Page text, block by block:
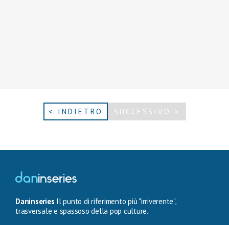
< INDIETRO SUCCESSIVO >
Daninseries Il punto di riferimento più "irriverente",
trasversale e spassoso della pop culture.